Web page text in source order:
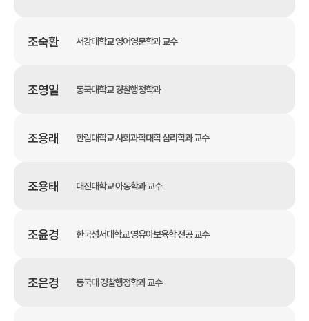
조숙환 서강대학교 영어영문학과 교수
조영일 동국대학교 경찰행정학과
조용래 한림대학교 사회과학대학 심리학과 교수
조용태 대진대학교 아동학과 교수
조윤경 한국성서대학교 영유아보육학 전공 교수
조은경 동국대 경찰행정학과 교수